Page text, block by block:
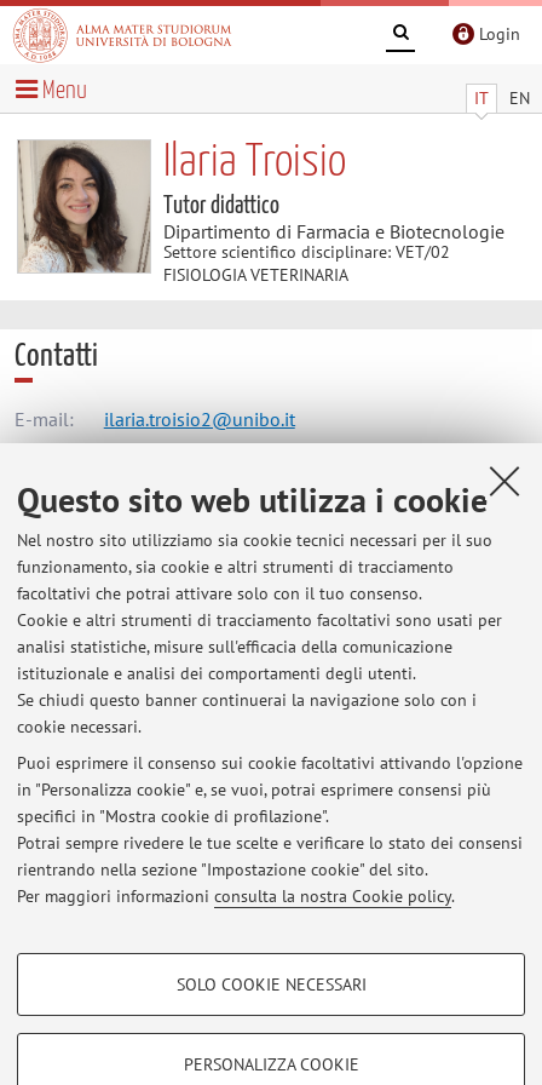
Questo sito web utilizza i cookie
Nel nostro sito utilizziamo sia cookie tecnici necessari per il suo
funzionamento, sia cookie e altri strumenti di tracciamento
facoltativi che potrai attivare solo con il tuo consenso.
Cookie e altri strumenti di tracciamento facoltativi sono usati per
analisi statistiche, misure sull'efficacia della comunicazione
istituzionale e analisi dei comportamenti degli utenti.
Se chiudi questo banner continuerai la navigazione solo con i
cookie necessari.
Puoi esprimere il consenso sui cookie facoltativi attivando l'opzione
in "Personalizza cookie" e, se vuoi, potrai esprimere consensi più
specifici in "Mostra cookie di profilazione".
Potrai sempre rivedere le tue scelte e verificare lo stato dei consensi
rientrando nella sezione "Impostazione cookie" del sito.
Per maggiori informazioni consulta la nostra Cookie policy.
COOKIE DI PROFILAZIONE - FACOLTATIVI
SOLO COOKIE NECESSARI
PERSONALIZZA COOKIE
Login
IT EN
Menu
Ilaria Troisio
Tutor didattico
Dipartimento di Farmacia e Biotecnologie
Settore scientifico disciplinare: VET/02
FISIOLOGIA VETERINARIA
Contatti
E-mail: ilaria.troisio2@unibo.it
Dipartimento di Farmacia e Biotecnologie
Via Belmeloro 6, Bologna -Vai alla mappa
Risorse in rete
ORCID
Ultimi avvisi
Al momento non sono presenti avvisi.
Area riservata
Accedi tramiteloginper gestire tutti i contenuti del sito.